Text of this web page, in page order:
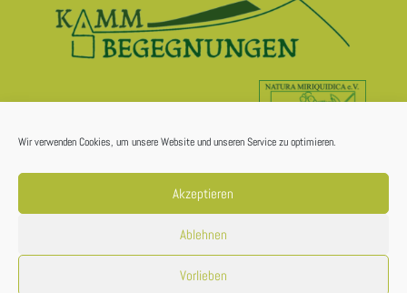
Wir verwenden Cookies, um unsere Website und unseren Service zu optimieren.
Akzeptieren
Ablehnen
Vorlieben
© 2026 Förderverein Natura Miriquidica e.V.